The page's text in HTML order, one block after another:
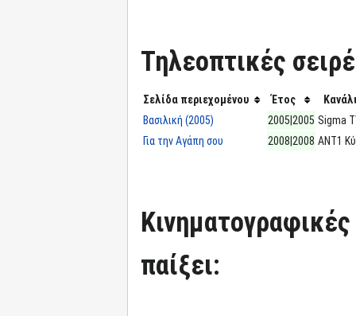
Τηλεοπτικές
Σελίδα περιεχομένου Έτος
Βασιλική (2005)
2005|2005 Sigma
Για την Αγάπη σου
2008|2008 ΑΝΤ1
Κινηματογραφικές
παίξει: